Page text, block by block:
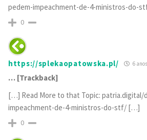
pedem-impeachment-de-4-ministros-do-
0
https://splekaopatowska.pl/ 6
… [Trackback]
[…] Read More to that Topic: patria.digital/
impeachment-de-4-ministros-do-stf/ […]
0